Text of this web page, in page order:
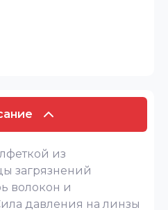
из
загрязнений
волокон и
давления на линзы